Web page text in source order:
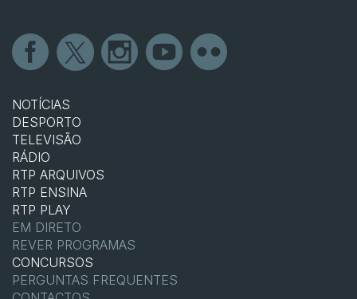
NOTÍCIAS
DESPORTO
TELEVISÃO
RÁDIO
RTP ARQUIVOS
RTP ENSINA
RTP PLAY
EM DIRETO
REVER PROGRAMAS
CONCURSOS
PERGUNTAS FREQUENTES